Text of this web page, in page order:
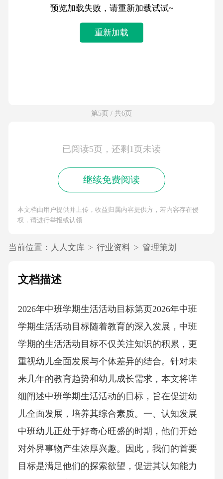
预览加载失败，请重新加载试试~
重新加载
第5页 / 共6页
已阅读5页，还剩1页未读
继续免费阅读
本文档由用户提供并上传，收益归属内容提供方，若内容存在侵
权，请进行举报或认领
当前位置： 人人文库 > 行业资料 > 管理策划
文档描述
2026年中班学期生活活动目标第页2026年中班
学期生活活动目标随着教育的深入发展，中班
学期的生活活动目标不仅关注知识的积累，更
重视幼儿全面发展与个体差异的结合。针对未
来几年的教育趋势和幼儿成长需求，本文将详
细阐述中班学期生活活动的目标，旨在促进幼
儿全面发展，培养其综合素质。一、认知发展
中班幼儿正处于好奇心旺盛的时期，他们开始
对外界事物产生浓厚兴趣。因此，我们的首要
目标是满足他们的探索欲望，促进其认知能力